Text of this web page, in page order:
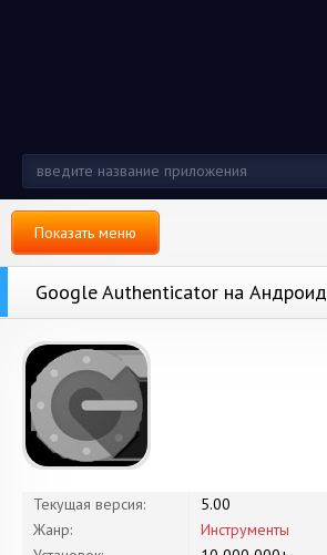
Показать меню
Google Authenticator на Андроид
Текущая версия:
5.00
Жанр:
Инструменты